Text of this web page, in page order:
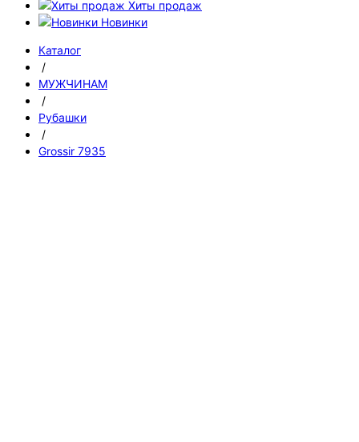
Хиты продаж
Новинки
Каталог
/
МУЖЧИНАМ
/
Рубашки
/
Grossir 7935